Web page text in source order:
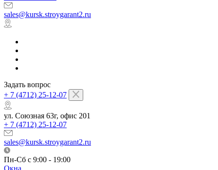
sales@kursk.stroygarant2.ru
Задать вопрос
+ 7 (4712) 25-12-07
ул. Союзная 63г, офис 201
+ 7 (4712) 25-12-07
sales@kursk.stroygarant2.ru
Пн-Сб с 9:00 - 19:00
Окна